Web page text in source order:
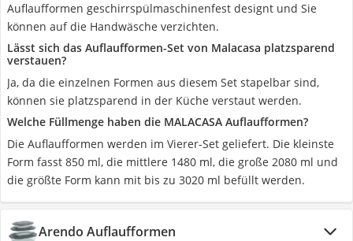
Auflaufformen geschirrspülmaschinenfest designt und Sie
können auf die Handwäsche verzichten.
Lässt sich das Auflaufformen-Set von Malacasa platzsparend
verstauen?
Ja, da die einzelnen Formen aus diesem Set stapelbar sind,
können sie platzsparend in der Küche verstaut werden.
Welche Füllmenge haben die MALACASA Auflaufformen?
Die Auflaufformen werden im Vierer-Set geliefert. Die kleinste
Form fasst 850 ml, die mittlere 1480 ml, die große 2080 ml und
die größte Form kann mit bis zu 3020 ml befüllt werden.
Arendo Auflaufformen